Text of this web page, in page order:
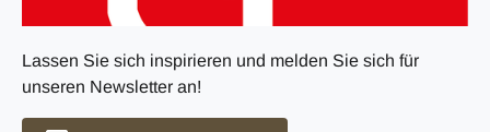
Lassen Sie sich inspirieren und melden Sie sich für
unseren Newsletter an!